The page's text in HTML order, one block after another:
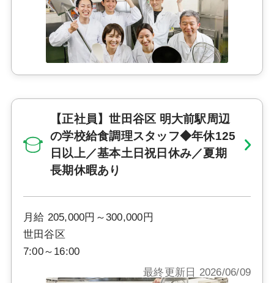
【正社員】世田谷区 明大前駅周辺
の学校給食調理スタッフ◆年休125
日以上／基本土日祝日休み／夏期
長期休暇あり
月給 205,000円～300,000円
世田谷区
7:00～16:00
最終更新日 2026/06/09